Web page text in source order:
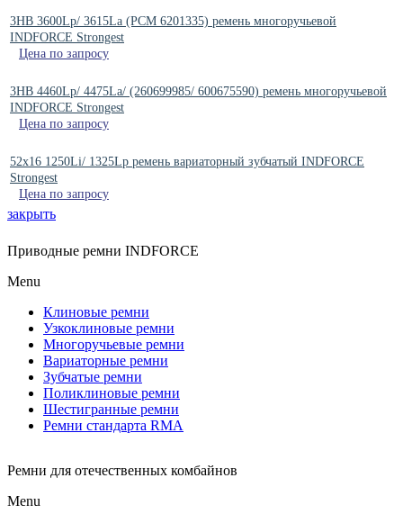
3HB 3600Lp/ 3615La (РСМ 6201335) ремень многоручьевой
INDFORCE Strongest
Цена по запросу
3HB 4460Lp/ 4475La/ (260699985/ 600675590) ремень многоручьевой
INDFORCE Strongest
Цена по запросу
52x16 1250Li/ 1325Lp ремень вариаторный зубчатый INDFORCE
Strongest
Цена по запросу
закрыть
Приводные ремни INDFORCE
Menu
Клиновые ремни
Узкоклиновые ремни
Многоручьевые ремни
Вариаторные ремни
Зубчатые ремни
Поликлиновые ремни
Шестигранные ремни
Ремни стандарта RMA
Ремни для отечественных комбайнов
Menu